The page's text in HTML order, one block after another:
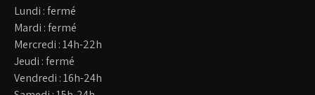
Lundi : fermé
Mardi : fermé
Mercredi : 14h-22h
Jeudi : fermé
Vendredi : 16h-24h